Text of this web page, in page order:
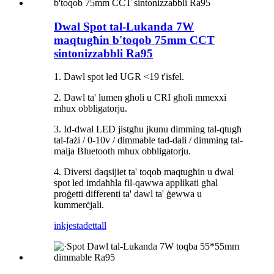
Dwal Spot tal-Lukanda 7W
maqtugħin b'toqob 75mm CCT
sintonizzabbli Ra95
1. Dawl spot led UGR <19 t'isfel.
2. Dawl ta' lumen għoli u CRI għoli mmexxi
mhux obbligatorju.
3. Id-dwal LED jistgħu jkunu dimming tal-qtugħ
tal-fażi / 0-10v / dimmable tad-dali / dimming tal-
malja Bluetooth mhux obbligatorju.
4. Diversi daqsijiet ta' toqob maqtugħin u dwal
spot led imdaħħla fil-qawwa applikati għal
proġetti differenti ta' dawl ta' ġewwa u
kummerċjali.
inkjestadettall